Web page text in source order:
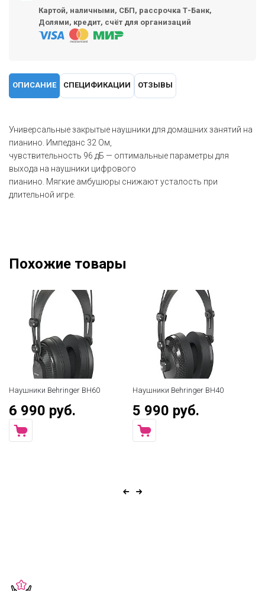
Картой, наличными, СБП, рассрочка Т-Банк,
Долями, кредит, счёт для организаций
ОПИСАНИЕ СПЕЦИФИКАЦИИ ОТЗЫВЫ
Универсальные закрытые наушники для домашних занятий на
пианино. Импеданс 32 Ом,
чувствительность 96 дБ — оптимальные параметры для
выхода на наушники цифрового
пианино. Мягкие амбушюры снижают усталость при
длительной игре.
Похожие товары
Наушники Behringer BH60
6 990 руб.
Наушники Behringer BH40
5 990 руб.